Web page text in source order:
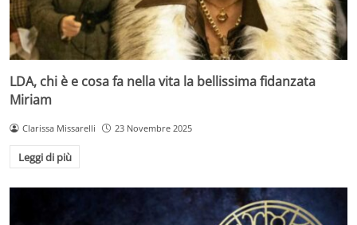
LDA, chi è e cosa fa nella vita la bellissima fidanzata
Miriam
Clarissa Missarelli 23 Novembre 2025
Leggi di più